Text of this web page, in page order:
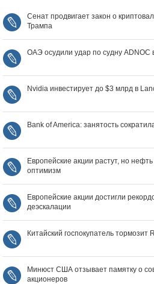
Сенат продвигает закон о
Трампа
ОАЭ осудили удар по судну ADNOC
Nvidia инвестирует до $3 млрд в
Bank of America: занятость
Европейские акции растут, но
оптимизм
Европейские акции достигли
деэскалации
Китайский госпокупатель тормозит
Минюст США отзывает памятку о
акционеров